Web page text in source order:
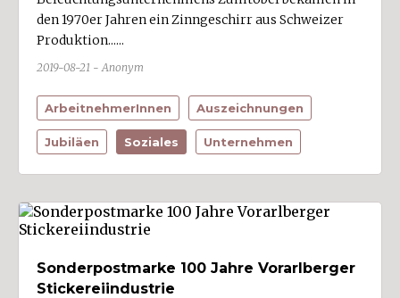
den 1970er Jahren ein Zinngeschirr aus Schweizer
Produktion......
2019-08-21 - Anonym
ArbeitnehmerInnen Auszeichnungen
Jubiläen Soziales Unternehmen
Sonderpostmarke 100 Jahre Vorarlberger
Stickereiindustrie